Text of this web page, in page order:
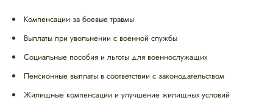
Компенсации за боевые травмы
Выплаты при увольнении с военной службы
Социальные пособия и льготы для военнослужащих
Пенсионные выплаты в соответствии с законодательством
Жилищные компенсации и улучшение жилищных условий